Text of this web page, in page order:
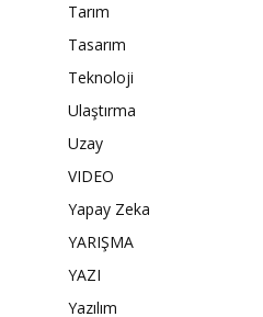
Tarım
Tasarım
Teknoloji
Ulaştırma
Uzay
VIDEO
Yapay Zeka
YARIŞMA
YAZI
Yazılım